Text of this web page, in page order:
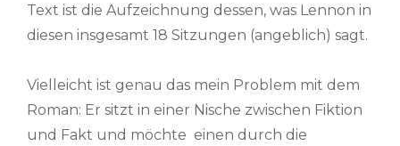
Text ist die Aufzeichnung dessen, was Lennon in
diesen insgesamt 18 Sitzungen (angeblich) sagt.
Vielleicht ist genau das mein Problem mit dem
Roman: Er sitzt in einer Nische zwischen Fiktion
und Fakt und möchte einen durch die